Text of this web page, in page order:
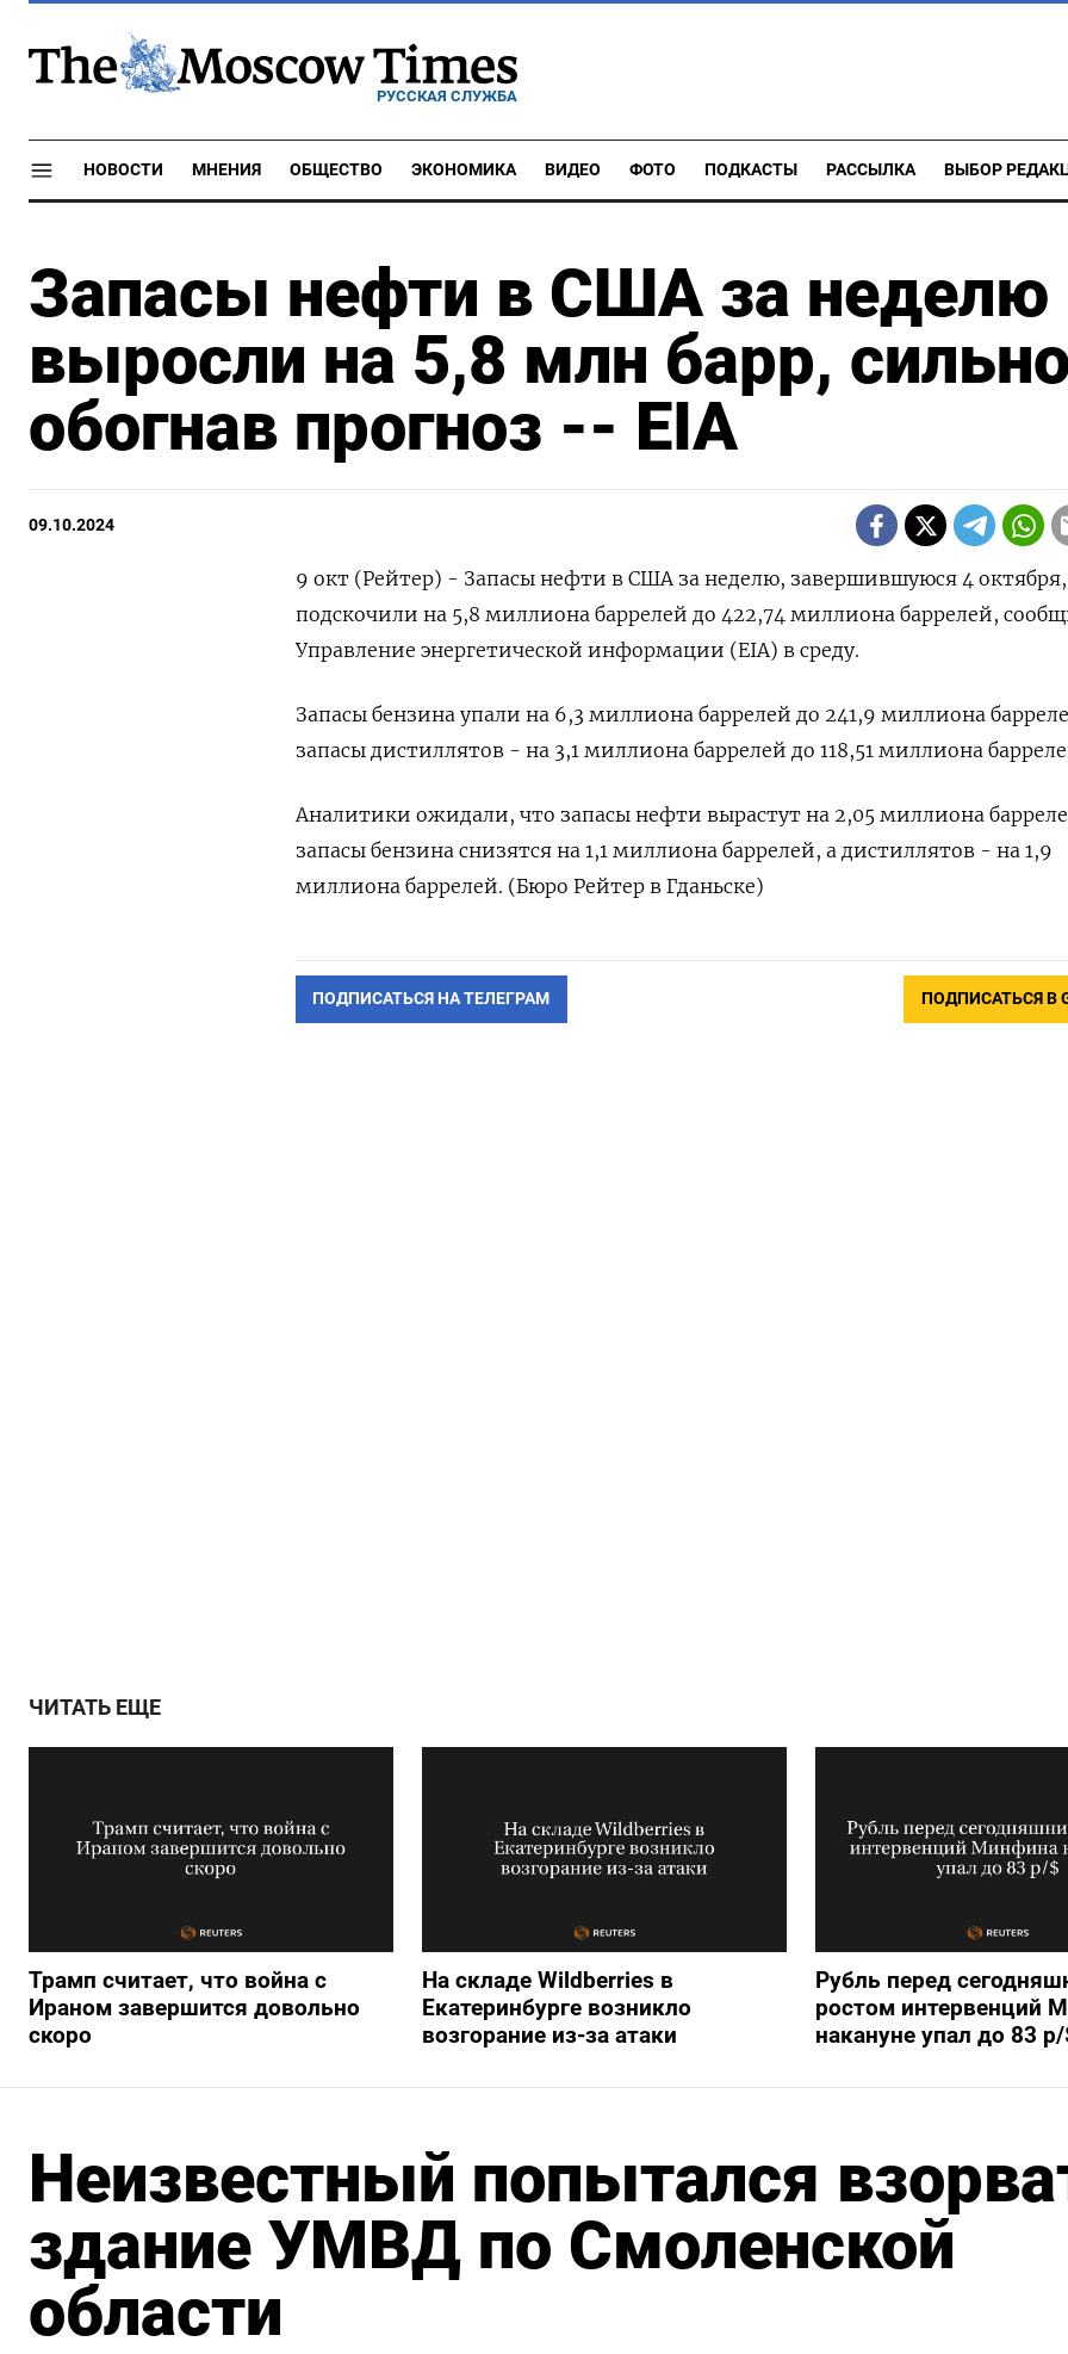
РУССКАЯ СЛУЖБА
НОВОСТИ МНЕНИЯ ОБЩЕСТВО ЭКОНОМИКА ВИДЕО ФОТО ПОДКАСТЫ РАССЫЛКА ВЫБОР
Запасы нефти в США за неделю
выросли на 5,8 млн барр,
обогнав прогноз -- EIA
09.10.2024
9 окт (Рейтер) - Запасы нефти в США за неделю, завершившуюся 4 октября,
подскочили на 5,8 миллиона баррелей до 422,74 миллиона баррелей,
Управление энергетической информации (EIA) в среду.
Запасы бензина упали на 6,3 миллиона баррелей до 241,9 миллиона
запасы дистиллятов - на 3,1 миллиона баррелей до 118,51 миллиона
Аналитики ожидали, что запасы нефти вырастут на 2,05 миллиона
запасы бензина снизятся на 1,1 миллиона баррелей, а дистиллятов - на 1,9
миллиона баррелей. (Бюро Рейтер в Гданьске)
ПОДПИСАТЬСЯ НА ТЕЛЕГРАМ ПОДПИСАТЬСЯ В
ЧИТАТЬ ЕЩЕ
Трамп считает, что война с
Ираном завершится довольно
скоро
На складе Wildberries в
Екатеринбурге возникло
возгорание из-за атаки
Рубль перед
ростом интервенций
накануне упал до 83
Неизвестный попытался
здание УМВД по Смоленской
области